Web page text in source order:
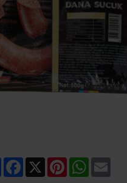
ShareFacebook
X PinterestWhatsApp